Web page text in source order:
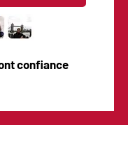
confiance